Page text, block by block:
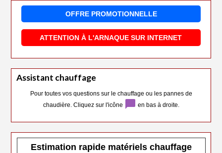
OFFRE PROMOTIONNELLE
ATTENTION À L'ARNAQUE SUR INTERNET
Assistant chauffage
Pour toutes vos questions sur le chauffage ou les pannes de
chaudière. Cliquez sur l'icône
chat_bubble en bas à droite.
Estimation rapide matériels chauffage